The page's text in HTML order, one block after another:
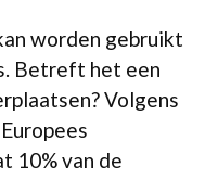
worden gebruikt
Betreft het een
Volgens
10% van de